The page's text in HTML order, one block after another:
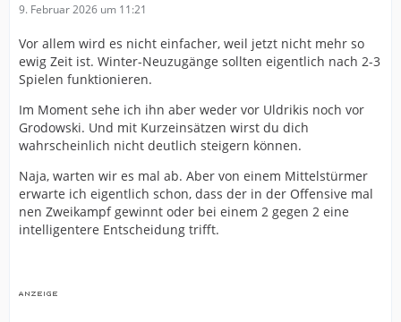
9. Februar 2026 um 11:21
Vor allem wird es nicht einfacher, weil jetzt nicht mehr so
ewig Zeit ist. Winter-Neuzugänge sollten eigentlich nach 2-3
Spielen funktionieren.
Im Moment sehe ich ihn aber weder vor Uldrikis noch vor
Grodowski. Und mit Kurzeinsätzen wirst du dich
wahrscheinlich nicht deutlich steigern können.
Naja, warten wir es mal ab. Aber von einem Mittelstürmer
erwarte ich eigentlich schon, dass der in der Offensive mal
nen Zweikampf gewinnt oder bei einem 2 gegen 2 eine
intelligentere Entscheidung trifft.